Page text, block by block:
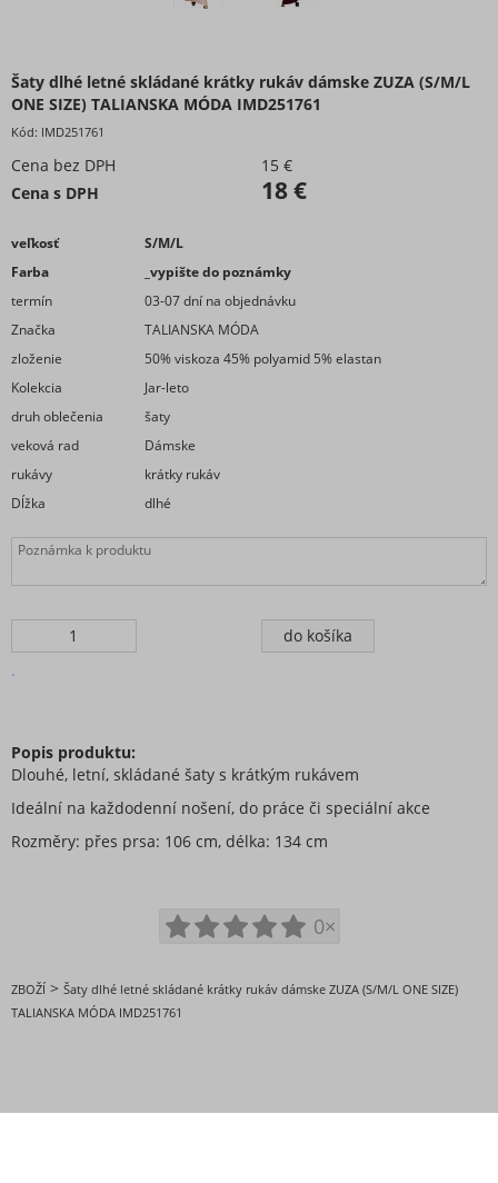
Šaty dlhé letné skládané krátky rukáv dámske ZUZA (S/M/L
ONE SIZE) TALIANSKA MÓDA IMD251761
Kód: IMD251761
Cena bez DPH
15 €
Cena s DPH
18 €
veľkosť
S/M/L
Farba
_vypište do poznámky
termín
03-07 dní na objednávku
Značka
TALIANSKA MÓDA
zloženie
50% viskoza 45% polyamid 5% elastan
Kolekcia
Jar-leto
druh oblečenia
šaty
veková rad
Dámske
rukávy
krátky rukáv
Dĺžka
dlhé
.
Popis produktu:
Dlouhé, letní, skládané šaty s krátkým rukávem
Ideální na každodenní nošení, do práce či speciální akce
Rozměry: přes prsa: 106 cm, délka: 134 cm
0×
ZBOŽÍ > Šaty dlhé letné skládané krátky rukáv dámske ZUZA (S/M/L ONE SIZE)
TALIANSKA MÓDA IMD251761